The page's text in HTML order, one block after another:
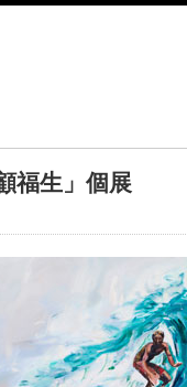
福生」個展